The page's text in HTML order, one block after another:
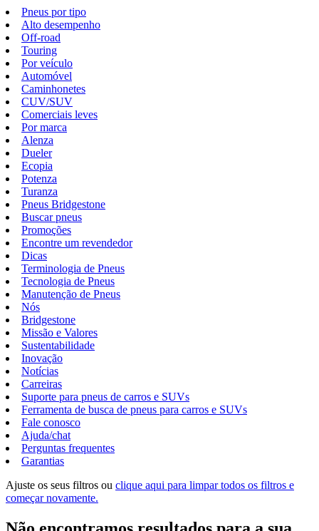
Pneus por tipo
Alto desempenho
Off-road
Touring
Por veículo
Automóvel
Caminhonetes
CUV/SUV
Comerciais leves
Por marca
Alenza
Dueler
Ecopia
Potenza
Turanza
Pneus Bridgestone
Buscar pneus
Promoções
Encontre um revendedor
Dicas
Terminologia de Pneus
Tecnologia de Pneus
Manutenção de Pneus
Nós
Bridgestone
Missão e Valores
Sustentabilidade
Inovação
Notícias
Carreiras
Suporte para pneus de carros e SUVs
Ferramenta de busca de pneus para carros e SUVs
Fale conosco
Ajuda/chat
Perguntas frequentes
Garantias
Ajuste os seus filtros ou clique aqui para limpar todos os filtros e
começar novamente.